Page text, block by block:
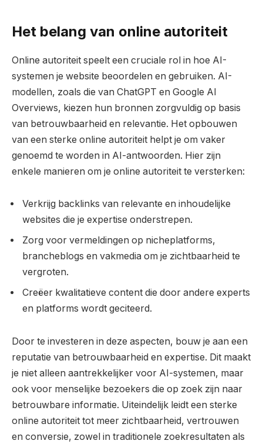
Het belang van online autoriteit
Online autoriteit speelt een cruciale rol in hoe AI-
systemen je website beoordelen en gebruiken. AI-
modellen, zoals die van ChatGPT en Google AI
Overviews, kiezen hun bronnen zorgvuldig op basis
van betrouwbaarheid en relevantie. Het opbouwen
van een sterke online autoriteit helpt je om vaker
genoemd te worden in AI-antwoorden. Hier zijn
enkele manieren om je online autoriteit te versterken:
Verkrijg backlinks van relevante en inhoudelijke
websites die je expertise onderstrepen.
Zorg voor vermeldingen op nicheplatforms,
brancheblogs en vakmedia om je zichtbaarheid te
vergroten.
Creëer kwalitatieve content die door andere experts
en platforms wordt geciteerd.
Door te investeren in deze aspecten, bouw je aan een
reputatie van betrouwbaarheid en expertise. Dit maakt
je niet alleen aantrekkelijker voor AI-systemen, maar
ook voor menselijke bezoekers die op zoek zijn naar
betrouwbare informatie. Uiteindelijk leidt een sterke
online autoriteit tot meer zichtbaarheid, vertrouwen
en conversie, zowel in traditionele zoekresultaten als